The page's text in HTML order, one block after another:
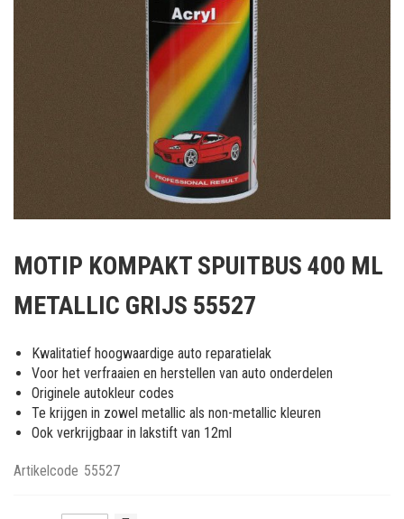
het
van
afbeeldingen-
gallerij
MOTIP KOMPAKT SPUITBUS 400 ML
METALLIC GRIJS 55527
Kwalitatief hoogwaardige auto reparatielak
Voor het verfraaien en herstellen van auto onderdelen
Originele autokleur codes
Te krijgen in zowel metallic als non-metallic kleuren
Ook verkrijgbaar in lakstift van 12ml
Artikelcode 55527